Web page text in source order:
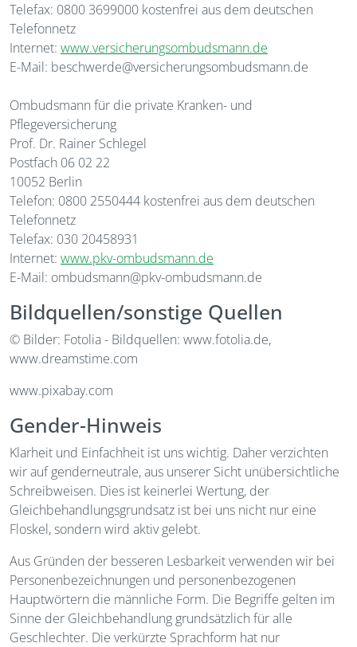
Telefax: 0800 3699000 kostenfrei aus dem deutschen
Telefonnetz
Internet: www.versicherungsombudsmann.de
E-Mail: beschwerde@versicherungsombudsmann.de
Ombudsmann für die private Kranken- und
Pflegeversicherung
Prof. Dr. Rainer Schlegel
Postfach 06 02 22
10052 Berlin
Telefon: 0800 2550444 kostenfrei aus dem deutschen
Telefonnetz
Telefax: 030 20458931
Internet: www.pkv-ombudsmann.de
E-Mail: ombudsmann@pkv-ombudsmann.de
Bildquellen/sonstige Quellen
© Bilder: Fotolia - Bildquellen: www.fotolia.de,
www.dreamstime.com
www.pixabay.com
Gender-Hinweis
Klarheit und Einfachheit ist uns wichtig. Daher verzichten
wir auf genderneutrale, aus unserer Sicht unübersichtliche
Schreibweisen. Dies ist keinerlei Wertung, der
Gleichbehandlungsgrundsatz ist bei uns nicht nur eine
Floskel, sondern wird aktiv gelebt.
Aus Gründen der besseren Lesbarkeit verwenden wir bei
Personenbezeichnungen und personenbezogenen
Hauptwörtern die männliche Form. Die Begriffe gelten im
Sinne der Gleichbehandlung grundsätzlich für alle
Geschlechter. Die verkürzte Sprachform hat nur